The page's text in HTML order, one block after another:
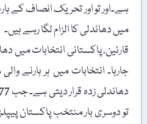
ہے۔اور تو اور تحریک انصاف کے
میں دھاندلی کا الزام لگا رہے ہیں۔
قارئین، پاکستانی انتخابات میں
جارہا۔ انتخابات میں ہر ہارنے
تو دوسری بار منتخب پاکستان